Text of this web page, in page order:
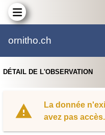
ornitho.ch
DÉTAIL DE L'OBSERVATION
La donnée
avez pas accès.